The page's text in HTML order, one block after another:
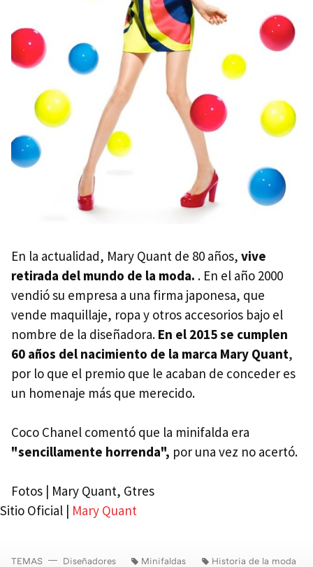
En la actualidad, Mary Quant de 80 años, vive
retirada del mundo de la moda. . En el año 2000
vendió su empresa a una firma japonesa, que
vende maquillaje, ropa y otros accesorios bajo el
nombre de la diseñadora. En el 2015 se cumplen
60 años del nacimiento de la marca Mary Quant,
por lo que el premio que le acaban de conceder es
un homenaje más que merecido.
Coco Chanel comentó que la minifalda era
"sencillamente horrenda", por una vez no acertó.
Fotos | Mary Quant, Gtres
Sitio Oficial | Mary Quant
TEMAS Diseñadores Minifaldas Historia de la moda